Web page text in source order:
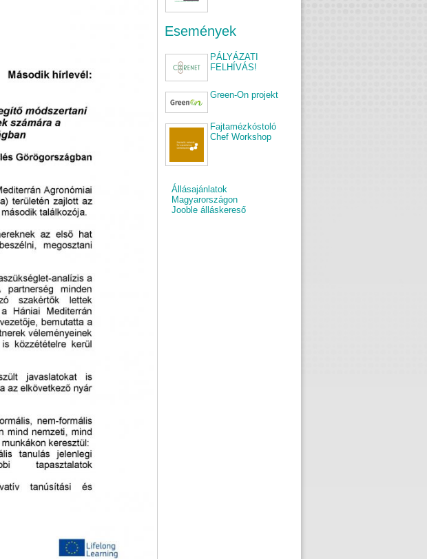
Események
PÁLYÁZATI
FELHÍVÁS!
Green-On projekt
Fajtamézkóstoló
Chef Workshop
Állásajánlatok
Magyarországon
Jooble álláskereső